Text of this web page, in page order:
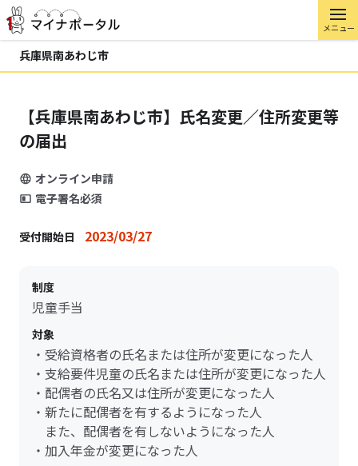
メニュー
兵庫県南あわじ市
【兵庫県南あわじ市】氏名変更／住所変更等
の届出
オンライン申請
電子署名必須
受付開始日 2023/03/27
制度
児童手当
対象
・受給資格者の氏名または住所が変更になった人
・支給要件児童の氏名または住所が変更になった人
・配偶者の氏名又は住所が変更になった人
・新たに配偶者を有するようになった人
また、配偶者を有しないようになった人
・加入年金が変更になった人